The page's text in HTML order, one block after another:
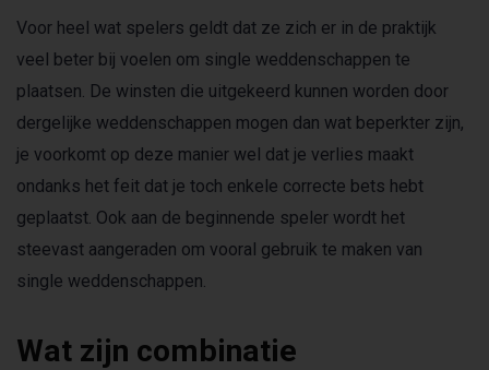
Voor heel wat spelers geldt dat ze zich er in de praktijk
veel beter bij voelen om single weddenschappen te
plaatsen. De winsten die uitgekeerd kunnen worden door
dergelijke weddenschappen mogen dan wat beperkter zijn,
je voorkomt op deze manier wel dat je verlies maakt
ondanks het feit dat je toch enkele correcte bets hebt
geplaatst. Ook aan de beginnende speler wordt het
steevast aangeraden om vooral gebruik te maken van
single weddenschappen.
Wat zijn combinatie